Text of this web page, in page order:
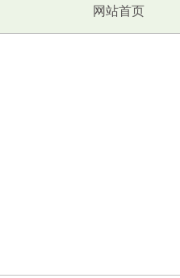
网站首页